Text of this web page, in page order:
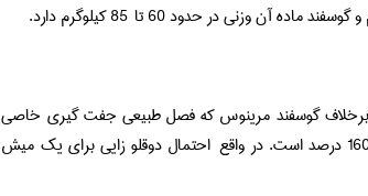
برخلاف گوسفند مرینوس که فصل طبیعی جفت گیری خاصی
دارند. درصد بره زایی در گله های دورست هورن زیاد بوده و تقریبا 150 تا 160 درصد است. در واقع احتمال دوقلو زایی برای یک میش